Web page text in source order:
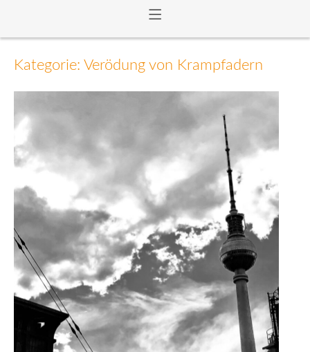
≡
Inhalt
Kategorie: Verödung von Krampfadern